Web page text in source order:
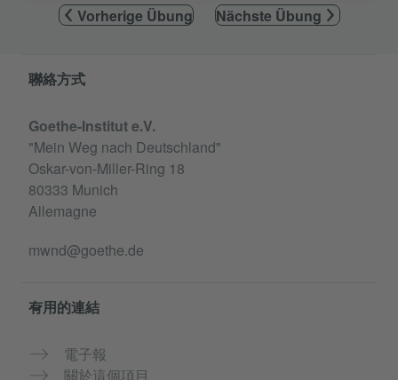
Vorherige Übung Nächste Übung
Information and services
聯絡方式
Goethe-Institut e.V.
"Mein Weg nach Deutschland"
Oskar-von-Miller-Ring 18
80333 Munich
Allemagne
mwnd@goethe.de
有用的連結
電子報
關於這個項目